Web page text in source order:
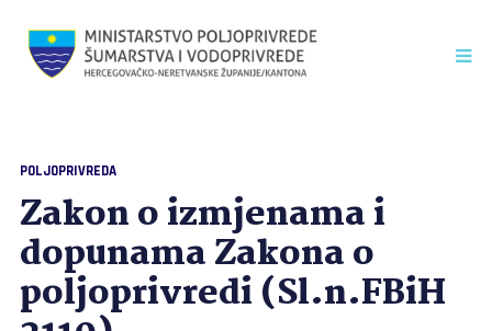
POLJOPRIVREDA
Zakon o izmjenama i
dopunama Zakona o
poljoprivredi (Sl.n.FBiH